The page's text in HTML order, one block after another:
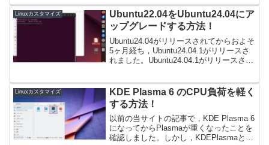
合も多いです。Google画像検索でXfce
と...
Linuxカスタマイズ
Ubuntu22.04をUbuntu24.04にア
ップグレードする方法！
Ubuntu24.04がリリースされてからおよそ
5ヶ月経ち，Ubuntu24.04.1がリリースさ
れました。Ubuntu24.04.1がリリースされ
にな...
Linuxカスタマイズ
KDE Plasma 6 のCPU負荷を軽く
する方法！
以前の当サイトの記事で，KDE Plasma 6
になってからPlasmaが重くなったことを
確認しました。しかし，KDEPlasmaとい